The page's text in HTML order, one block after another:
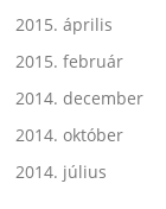
2015. április
2015. február
2014. december
2014. október
2014. július